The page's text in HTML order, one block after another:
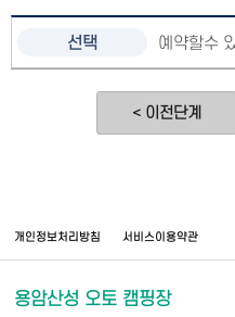
예약할수
< 이전단계
개인정보처리방침 서비스이용약관
용암산성 오토 캠핑장